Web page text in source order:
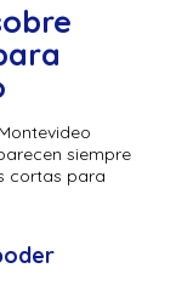
siempre
cortas para